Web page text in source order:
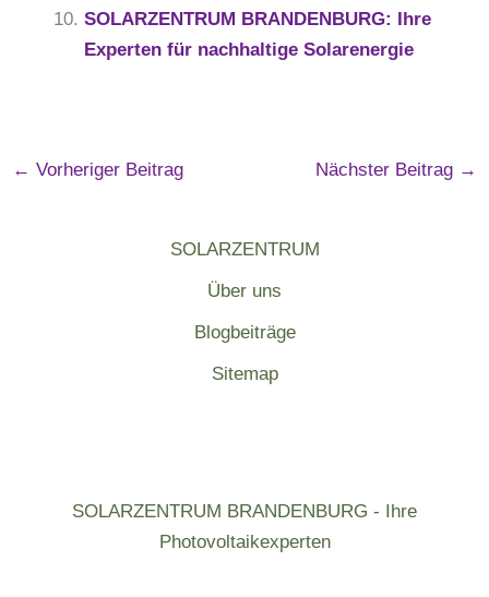
SOLARZENTRUM BRANDENBURG: Ihre
Experten für nachhaltige Solarenergie
← Vorheriger Beitrag Nächster Beitrag →
SOLARZENTRUM
Über uns
Blogbeiträge
Sitemap
SOLARZENTRUM BRANDENBURG - Ihre
Photovoltaikexperten